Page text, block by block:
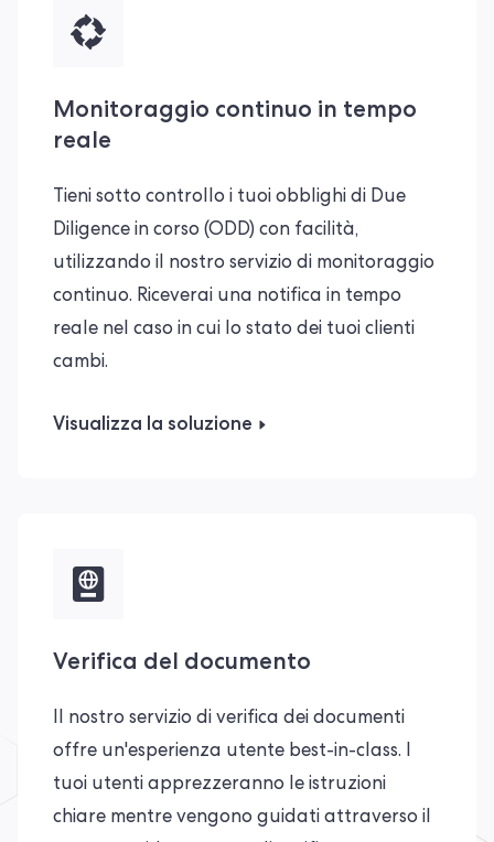
Monitoraggio continuo in tempo
reale
Tieni sotto controllo i tuoi obblighi di Due
Diligence in corso (ODD) con facilità,
utilizzando il nostro servizio di monitoraggio
continuo. Riceverai una notifica in tempo
reale nel caso in cui lo stato dei tuoi clienti
cambi.
Visualizza la soluzione
Verifica del documento
Il nostro servizio di verifica dei documenti
offre un'esperienza utente best-in-class. I
tuoi utenti apprezzeranno le istruzioni
chiare mentre vengono guidati attraverso il